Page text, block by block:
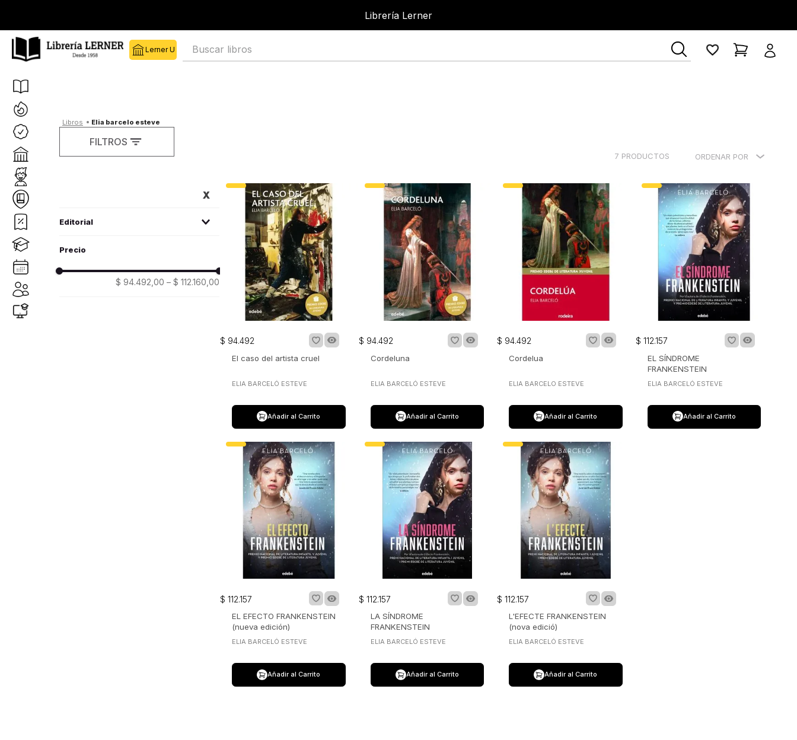
Librería Lerner
Buscar libros
elia barcelo esteve
7 PRODUCTOS ORDENAR POR
FILTROS
Editorial
edebe
$ 94.492,00 – $ 112.160,00
$ 94.492
El caso del artista cruel
ELIA BARCELÓ ESTEVE
Añadir al Carrito
$ 94.492
Cordeluna
ELIA BARCELÓ ESTEVE
Añadir al Carrito
$ 94.492
Cordelua
ELIA BARCELO ESTEVE
Añadir al Carrito
$ 112.157
EL SÍNDROME
FRANKENSTEIN
ELIA BARCELÓ ESTEVE
Añadir al Carrito
$ 112.157
EL EFECTO FRANKENSTEIN
(nueva edición)
ELIA BARCELÓ ESTEVE
Añadir al Carrito
$ 112.157
LA SÍNDROME
FRANKENSTEIN
ELIA BARCELÓ ESTEVE
Añadir al Carrito
$ 112.157
L'EFECTE FRANKENSTEIN
(nova edició)
ELIA BARCELÓ ESTEVE
Añadir al Carrito